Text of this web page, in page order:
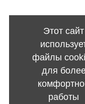
Этот сайт
файлы
для
работы